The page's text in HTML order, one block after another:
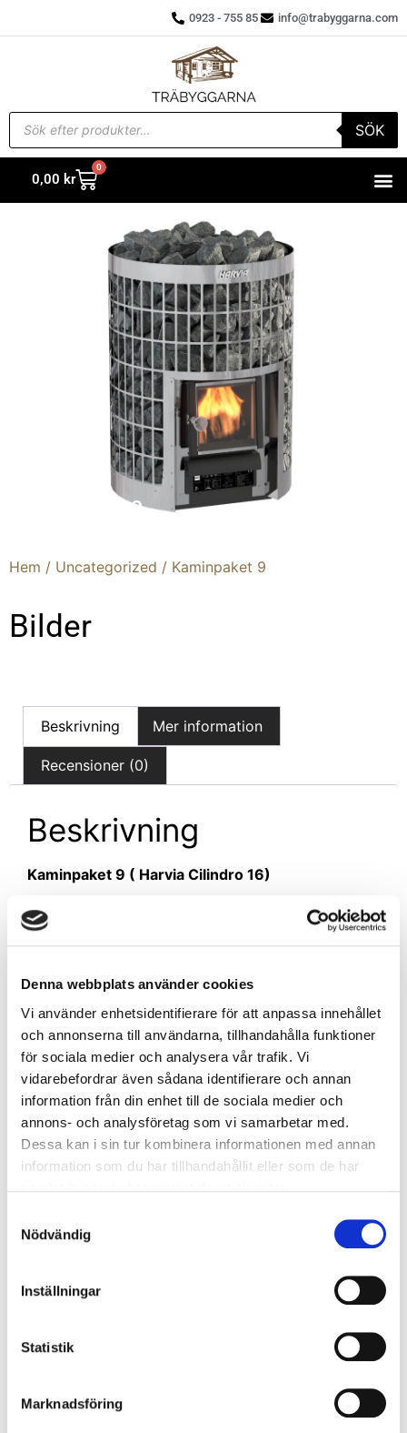
Denna webbplats använder cookies
Vi använder enhetsidentifierare för att anpassa innehållet
och annonserna till användarna, tillhandahålla funktioner
för sociala medier och analysera vår trafik. Vi
vidarebefordrar även sådana identifierare och annan
information från din enhet till de sociala medier och
annons- och analysföretag som vi samarbetar med.
Dessa kan i sin tur kombinera informationen med annan
information som du har tillhandahållit eller som de har
Nödvändig
Inställningar
Statistik
Marknadsföring
0923 - 755 85 info@trabyggarna.com
SÖK
0,00 kr
0
Kaminpaket 9
Hem / Uncategorized / Kaminpaket 9
Bilder
Beskrivning Mer information
Recensioner (0)
Beskrivning
Kaminpaket 9 ( Harvia Cilindro 16)
Innehåller, en Harvia Cilindro 16(vedeldat
aggregat) rökrör WHP 1500 med ytter- och
Golvskyddsplåt mot golv, Svarta skyddsplåtar mot
vägg, bastusten.
Mer information om aggregatet finns på
www.harvia.fi
Svart rökrör finns som tillval. Till vissa
bastumodeller behöver man även
rökrörsförlängning 500 mm.
Kaminpaket 9
17.300,00
721